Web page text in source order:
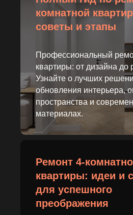
комнатной
советы и этапы
Профессиональный
квартиры: от дизайна до
Узнайте о лучших
обновления интерьера,
пространства и
материалах.
Ремонт 4-
квартиры: идеи и
для успешного
преображения